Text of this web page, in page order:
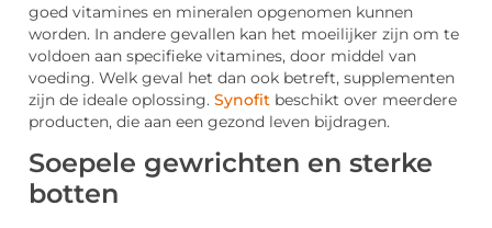
goed vitamines en mineralen opgenomen kunnen
worden. In andere gevallen kan het moeilijker zijn om te
voldoen aan specifieke vitamines, door middel van
voeding. Welk geval het dan ook betreft, supplementen
zijn de ideale oplossing. Synofit beschikt over meerdere
producten, die aan een gezond leven bijdragen.
Soepele gewrichten en sterke
botten